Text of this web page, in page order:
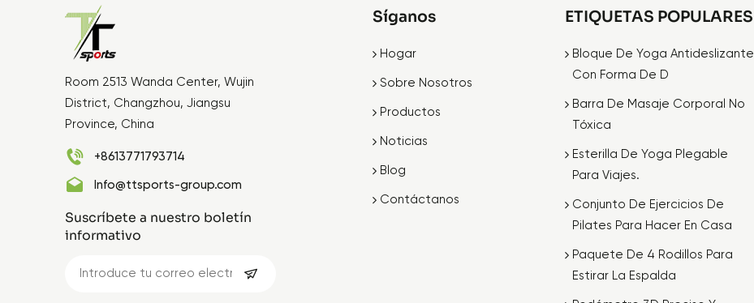
Room 2513 Wanda Center, Wujin
District, Changzhou, Jiangsu
Province, China
+8613771793714
Info@ttsports-group.com
Suscríbete a nuestro boletín
informativo
Síganos
Hogar
Sobre Nosotros
Productos
Noticias
Blog
Contáctanos
ETIQUETAS POPULARES
Bloque De Yoga Antideslizante
Con Forma De D
Barra De Masaje Corporal No
Tóxica
Esterilla De Yoga Plegable
Para Viajes.
Conjunto De Ejercicios De
Pilates Para Hacer En Casa
Paquete De 4 Rodillos Para
Estirar La Espalda